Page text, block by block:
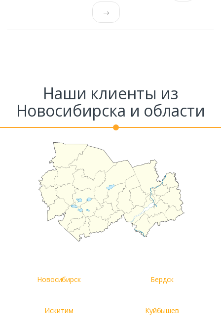
→
Наши клиенты из
Новосибирска и области
Новосибирск Бердск
Искитим Куйбышев